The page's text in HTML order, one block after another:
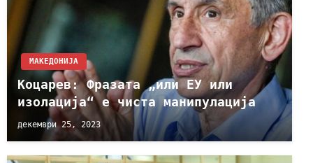
МАКЕДОНИЈА
Коцарев: Фразата „или ЕУ или
изолација“ е чиста манипулација
декември 25, 2023